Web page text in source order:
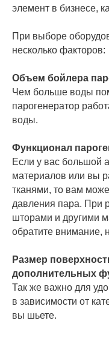
элемент в бизнесе,
При выборе
несколько факторов:
Объем бойлера
Чем больше воды
парогенератор
воды.
Функционал
Если у вас большой
материалов или вы
тканями, то вам
давления пара. При
шторами и другими
обратите внимание,
Размер
дополнительных
Так же важно для
в зависимости от
вы шьете.